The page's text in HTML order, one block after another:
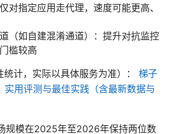
对指定应用走代理，速度可能更高、
（如自建混淆通道）：提升对抗监控
槛较高
计，实际以具体服务为准）： 梯子
实用评测与最佳实践（含最新数据与
规模在2025年至2026年保持两位数